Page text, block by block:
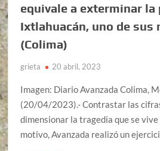
equivale a exterminar la
Ixtlahuacán, uno de sus
(Colima)
grieta 20 abril, 2023
Imagen: Diario Avanzada Colima,
(20/04/2023).- Contrastar las
dimensionar la tragedia que se
motivo, Avanzada realizó un